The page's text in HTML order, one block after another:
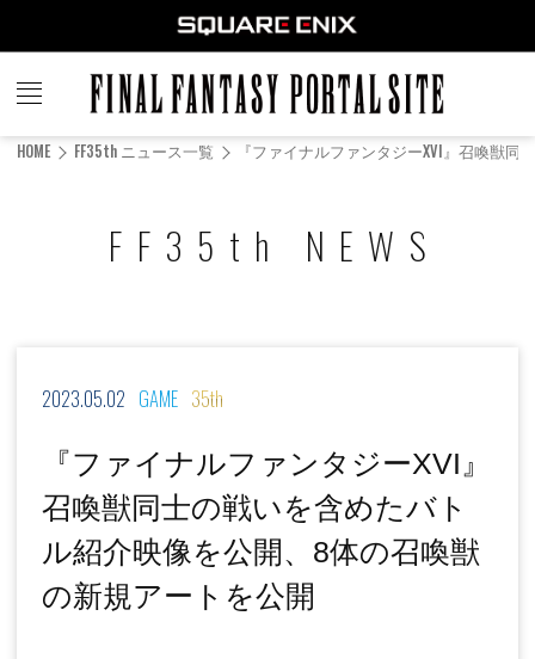
FINAL
FANTASY
HOME FF35th ニュース一覧 『ファイナルファンタジーXVI』召喚獣
FF35th NEWS
GAME 35th
2023.05.02
『ファイナルファンタジーXVI』
召喚獣同士の戦いを含めたバト
ル紹介映像を公開、8体の召喚獣
の新規アートを公開